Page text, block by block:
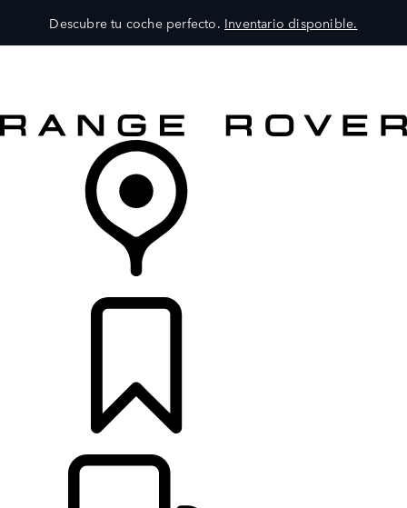
Descubre tu coche perfecto. Inventario disponible.